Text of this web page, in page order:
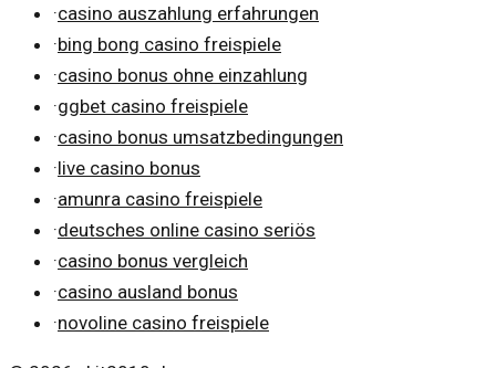
·casino auszahlung erfahrungen
·bing bong casino freispiele
·casino bonus ohne einzahlung
·ggbet casino freispiele
·casino bonus umsatzbedingungen
·live casino bonus
·amunra casino freispiele
·deutsches online casino seriös
·casino bonus vergleich
·casino ausland bonus
·novoline casino freispiele